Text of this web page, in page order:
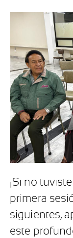
¡Si no
primera
siguientes,
este